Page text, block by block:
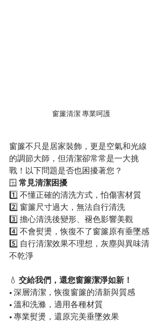
窗簾清潔 專業呵護
窗簾不只是居家裝飾，更是空氣和光線
的調節大師，但清潔卻常常是一大挑
戰！以下問題是否也困擾著您？
🪟 常見清潔困擾
1️⃣ 不懂正確的清洗方式，怕傷害材質
2️⃣ 窗簾尺寸過大，無法自行清洗
3️⃣ 擔心清洗後變形、褪色影響美觀
4️⃣ 不會熨燙，恢復不了窗簾原有垂墜感
5️⃣ 自行清潔效果不理想，灰塵與異味清
不乾淨
💧 交給我們，還您窗簾潔淨如新！
• 深層清潔，恢復窗簾的清新與質感
• 溫和洗滌，適用各種材質
• 專業熨燙，還原完美垂墜效果